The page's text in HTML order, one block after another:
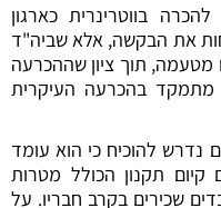
בווטרינרית כארגון
את הבקשה, אלא שביה"ד
תוך ציון שההכרעה
מתמקד בהכרעה העיקרית
נדרש להוכיח כי הוא עומד
תקנון הכולל מטרות
שכירים בקרב חבריו. על